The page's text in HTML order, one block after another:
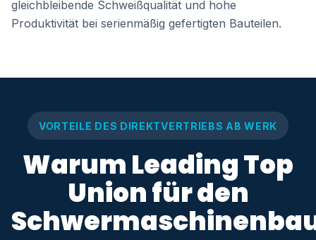
gleichbleibende Schweißqualität und hohe
Produktivität bei serienmäßig gefertigten Bauteilen.
VORTEILE DES DIREKTVERTRIEBS AB WERK
Warum Leading Top
Union für den